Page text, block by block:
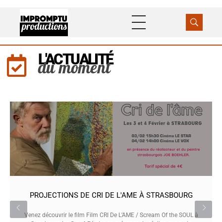
Impromptu Productions
L'ACTUALITÉ
du moment
PROJECTIONS DE CRI DE L'AME À STRASBOURG
Venez découvrir le film Film CRI De L’AME / Scream Of the SOUL à